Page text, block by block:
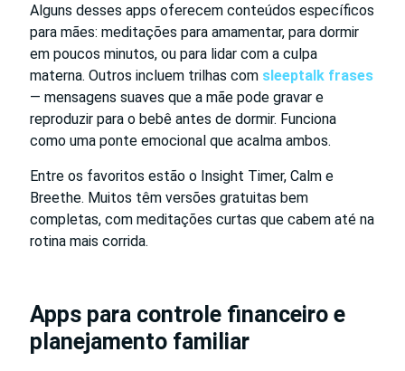
Alguns desses apps oferecem conteúdos específicos
para mães: meditações para amamentar, para dormir
em poucos minutos, ou para lidar com a culpa
materna. Outros incluem trilhas com sleeptalk frases
— mensagens suaves que a mãe pode gravar e
reproduzir para o bebê antes de dormir. Funciona
como uma ponte emocional que acalma ambos.
Entre os favoritos estão o Insight Timer, Calm e
Breethe. Muitos têm versões gratuitas bem
completas, com meditações curtas que cabem até na
rotina mais corrida.
Apps para controle financeiro e
planejamento familiar